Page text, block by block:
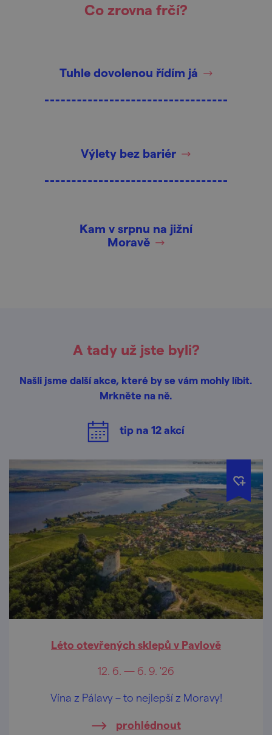
Co zrovna frčí?
Tuhle dovolenou řídím já
Výlety bez bariér
Kam v srpnu na jižní
Moravě
A tady už jste byli?
Našli jsme další akce, které by se vám mohly líbit.
Mrkněte na ně.
tip na 12akcí
Léto otevřených sklepů v Pavlově
12. 6. — 6. 9. '26
Vína z Pálavy – to nejlepší z Moravy!
prohlédnout